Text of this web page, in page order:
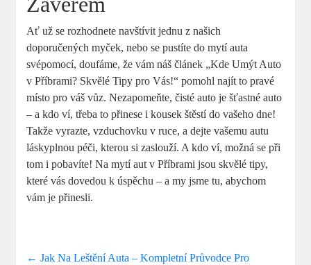
Ať už se rozhodnete navštívit jednu z našich
doporučených myček, nebo se pustíte do mytí auta
svépomocí, doufáme, že vám náš článek „Kde Umýt Auto
v Příbrami? Skvělé Tipy pro Vás!“ pomohl najít to pravé
místo pro váš vůz. Nezapomeňte, čisté auto je šťastné auto
– a kdo ví, třeba to přinese i kousek štěstí do vašeho dne!
Takže vyrazte, vzduchovku v ruce, a dejte vašemu autu
láskyplnou péči, kterou si zaslouží. A kdo ví, možná se při
tom i pobavíte! Na mytí aut v Příbrami jsou skvělé tipy,
které vás dovedou k úspěchu – a my jsme tu, abychom
vám je přinesli.
← Jak Na Leštění Auta – Kompletní Průvodce Pro